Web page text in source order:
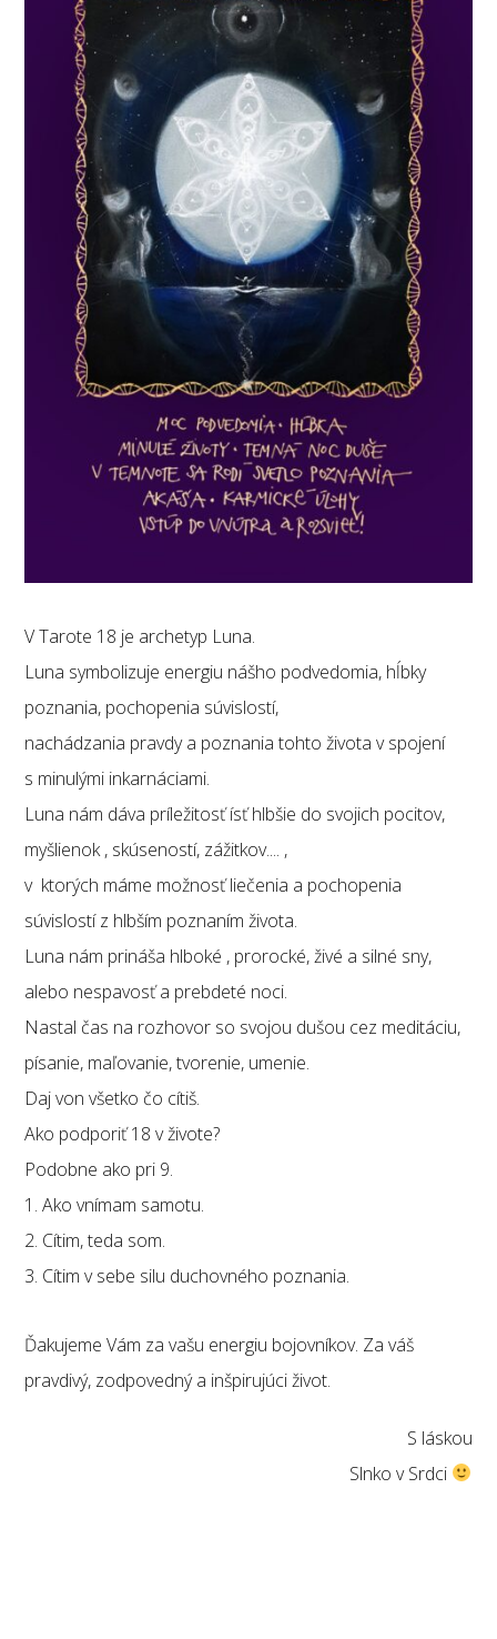
V Tarote 18 je archetyp Luna.
Luna symbolizuje energiu nášho podvedomia, hĺbky
poznania, pochopenia súvislostí,
nachádzania pravdy a poznania tohto života v spojení
s minulými inkarnáciami.
Luna nám dáva príležitosť ísť hlbšie do svojich pocitov,
myšlienok , skúseností, zážitkov.... ,
v ktorých máme možnosť liečenia a pochopenia
súvislostí z hlbším poznaním života.
Luna nám prináša hlboké , prorocké, živé a silné sny,
alebo nespavosť a prebdeté noci.
Nastal čas na rozhovor so svojou dušou cez meditáciu,
písanie, maľovanie, tvorenie, umenie.
Daj von všetko čo cítiš.
Ako podporiť 18 v živote?
Podobne ako pri 9.
1. Ako vnímam samotu.
2. Cítim, teda som.
3. Cítim v sebe silu duchovného poznania.
Ďakujeme Vám za vašu energiu bojovníkov. Za váš
pravdivý, zodpovedný a inšpirujúci život.
S láskou
Slnko v Srdci